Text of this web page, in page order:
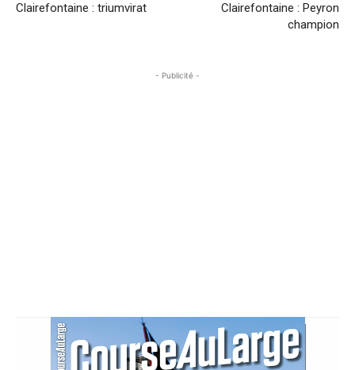
Clairefontaine : triumvirat
Clairefontaine : Peyron
champion
- Publicité -